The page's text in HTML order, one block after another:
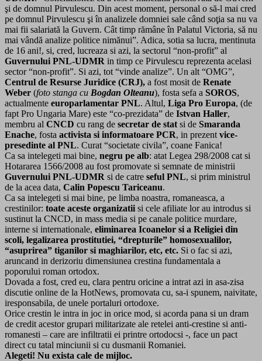
şi de domnul Pirvulescu. Din acest moment, personal o să-l mai cred
pe domnul Pirvulescu şi în analizele domniei sale când soţia sa nu va
mai fii salariată la Guvern. Cât timp rămâne în Palatul Victoria, să nu
mai vândă analize politice nimănui”. Adica, sotia sa lucra, mentinuta
de 16 ani!, si, cred, lucreaza si azi, la sectorul “non-profit” al
Guvernului PNL-UDMR in timp ce Pirvulescu reprezenta acelasi
sector “non-profit”. Si azi, tot “vinde analize”. Un alt “OMG”,
Centrul de Resurse Juridice (CRJ), a fost mosit de Renate
Weber (foto stanga cu Bogdan Olteanu), fosta sefa a SOROS,
actualmente europarlamentar PNL. Altul, Liga Pro Europa, (de
fapt Pro Ungaria Mare) este “co-prezidata” de Istvan Haller,
membru al CNCD cu rang de secretar de stat si de Smaranda
Enache, fosta activista si informatoare PCR, in prezent vice-
presedinte al PNL. Curat “societate civila”, coane Fanica!
Ca sa intelegeti mai bine, negru pe alb: atat Legea 298/2008 cat si
Hotararea 1566/2008 au fost promovate si semnate de ministrii
Guvernului PNL-UDMR si de catre seful PNL, si prim ministrul
de la acea data, Calin Popescu Tariceanu.
Ca sa intelegeti si mai bine, pe limba noastra, romaneasca, a
crestinilor: toate aceste organizatii si cele afiliate lor au introdus si
sustinut la CNCD, in mass media si pe canale politice murdare,
interne si internationale, eliminarea Icoanelor si a Religiei din
scoli, legalizarea prostitutiei, “drepturile” homosexualilor,
“asuprirea” tiganilor si maghiarilor, etc, etc. Si o fac si azi,
aruncand in derizoriu dimensiunea crestina fundamentala a
poporului roman ortodox.
Dovada a fost, cred eu, clara pentru oricine a intrat azi in asa-zisa
discutie online de la HotNews, promovata cu, sa-i spunem, naivitate,
iresponsabila, de unele portaluri ortodoxe.
Orice crestin le intra in joc in orice mod, si acorda pana si un dram
de credit acestor grupari militarizate ale retelei anti-crestine si anti-
romanesti – care are infiltratii ei printre ortodocsi -, face un pact
direct cu tatal minciunii si cu dusmanii Romaniei.
Alegeti! Nu exista cale de mijloc.